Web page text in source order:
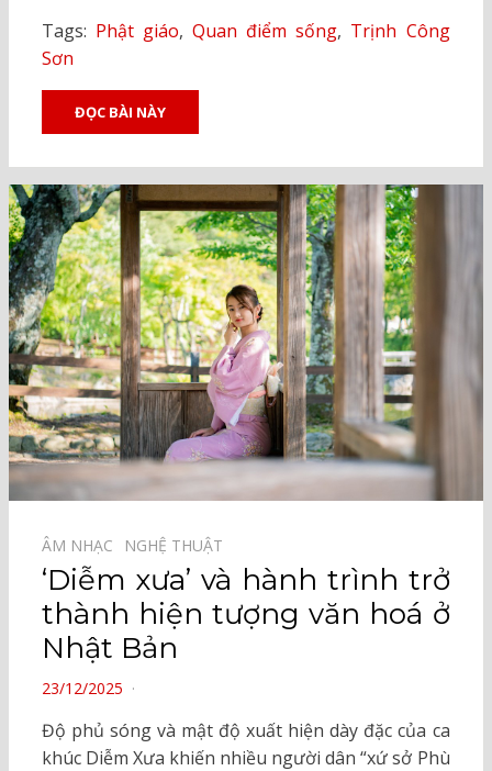
Tags: Phật giáo, Quan điểm sống, Trịnh Công
Sơn
ĐỌC BÀI NÀY
ÂM NHẠC⠀ NGHỆ THUẬT⠀
‘Diễm xưa’ và hành trình trở
thành hiện tượng văn hoá ở
Nhật Bản
POSTED
23/12/2025
Độ phủ sóng và mật độ xuất hiện dày đặc của ca
khúc Diễm Xưa khiến nhiều người dân “xứ sở Phù